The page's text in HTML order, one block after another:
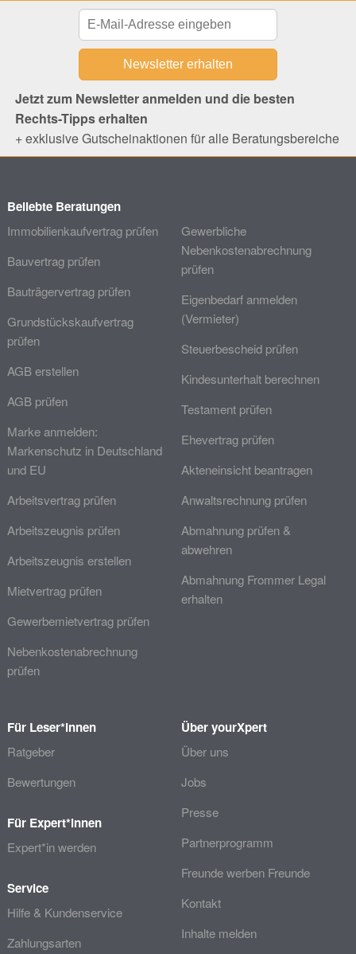
Jetzt zum Newsletter anmelden und die besten
Rechts-Tipps erhalten
+ exklusive Gutscheinaktionen für alle Beratungsbereiche
Beliebte Beratungen
Immobilienkaufvertrag prüfen
Bauvertrag prüfen
Bauträgervertrag prüfen
Grundstückskaufvertrag
prüfen
AGB erstellen
AGB prüfen
Marke anmelden:
Markenschutz in Deutschland
und EU
Arbeitsvertrag prüfen
Arbeitszeugnis prüfen
Arbeitszeugnis erstellen
Mietvertrag prüfen
Gewerbemietvertrag prüfen
Nebenkostenabrechnung
prüfen
Gewerbliche
Nebenkostenabrechnung
prüfen
Eigenbedarf anmelden
(Vermieter)
Steuerbescheid prüfen
Kindesunterhalt berechnen
Testament prüfen
Ehevertrag prüfen
Akteneinsicht beantragen
Anwaltsrechnung prüfen
Abmahnung prüfen &
abwehren
Abmahnung Frommer Legal
erhalten
Für Leser*innen
Ratgeber
Bewertungen
Für Expert*innen
Expert*in werden
Service
Hilfe & Kundenservice
Zahlungsarten
Über yourXpert
Über uns
Jobs
Presse
Partnerprogramm
Freunde werben Freunde
Kontakt
Inhalte melden